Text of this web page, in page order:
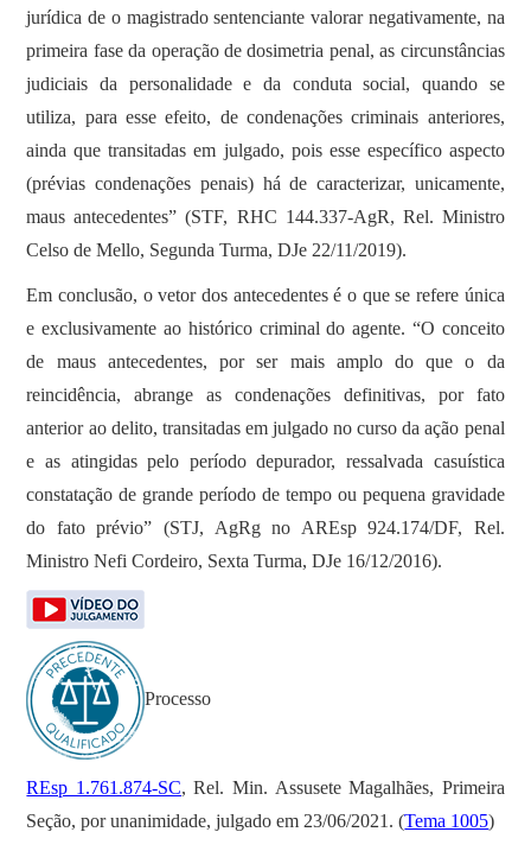
jurídica de o magistrado sentenciante valorar negativamente, na
primeira fase da operação de dosimetria penal, as circunstâncias
judiciais da personalidade e da conduta social, quando se
utiliza, para esse efeito, de condenações criminais anteriores,
ainda que transitadas em julgado, pois esse específico aspecto
(prévias condenações penais) há de caracterizar, unicamente,
maus antecedentes” (STF, RHC 144.337-AgR, Rel. Ministro
Celso de Mello, Segunda Turma, DJe 22/11/2019).
Em conclusão, o vetor dos antecedentes é o que se refere única
e exclusivamente ao histórico criminal do agente. “O conceito
de maus antecedentes, por ser mais amplo do que o da
reincidência, abrange as condenações definitivas, por fato
anterior ao delito, transitadas em julgado no curso da ação penal
e as atingidas pelo período depurador, ressalvada casuística
constatação de grande período de tempo ou pequena gravidade
do fato prévio” (STJ, AgRg no AREsp 924.174/DF, Rel.
Ministro Nefi Cordeiro, Sexta Turma, DJe 16/12/2016).
Processo
REsp 1.761.874-SC, Rel. Min. Assusete Magalhães, Primeira
Seção, por unanimidade, julgado em 23/06/2021. (Tema 1005)